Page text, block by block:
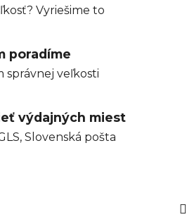
Vyriešime to
poradíme
správnej veľkosti
výdajných miest
Slovenská pošta